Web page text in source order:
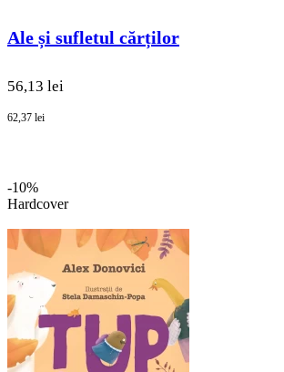
Ale și sufletul cărților
56,13 lei
62,37 lei
-10%
Hardcover